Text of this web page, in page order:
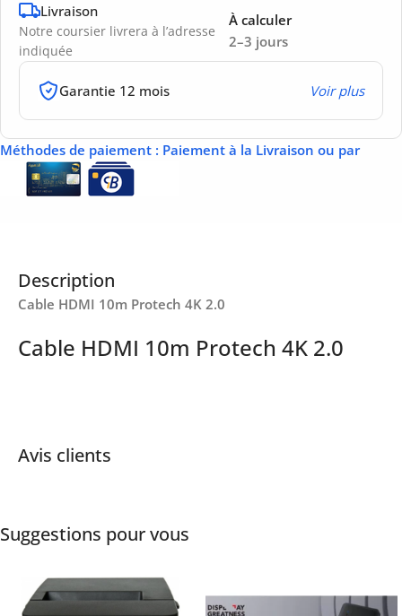
Livraison
Notre coursier livrera à l’adresse
indiquée
2–3 jours
À calculer
Garantie 12 mois Voir plus
Méthodes de paiement : Paiement à la Livraison ou par
Description
Cable HDMI 10m Protech 4K 2.0
Cable HDMI 10m Protech 4K 2.0
Avis clients
Suggestions pour vous